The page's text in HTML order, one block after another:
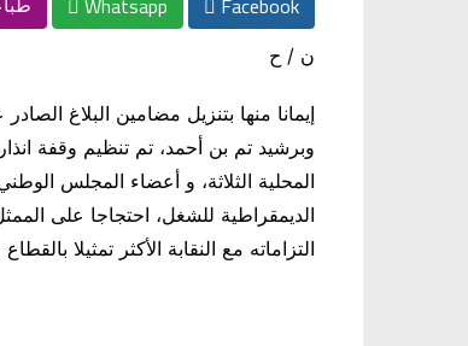
ن / ح
إيمانا منها بتنزيل مضامين البلاغ
وبرشيد تم بن أحمد، تم تنظيم وقفة
المحلية الثلاثة، و أعضاء المجلس
الديمقراطية للشغل، احتجاجا على
التزاماته مع النقابة الأكثر تمثيلا